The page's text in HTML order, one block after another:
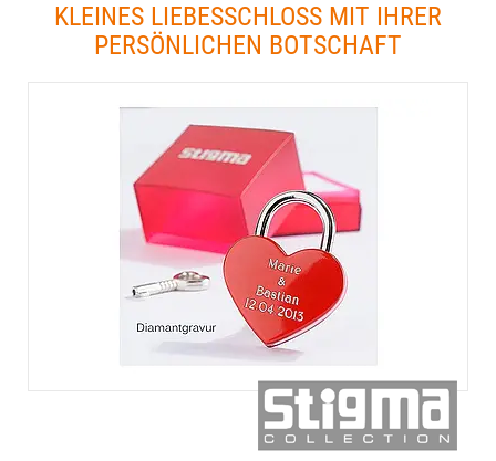
KLEINES LIEBESSCHLOSS MIT IHRER
PERSÖNLICHEN BOTSCHAFT